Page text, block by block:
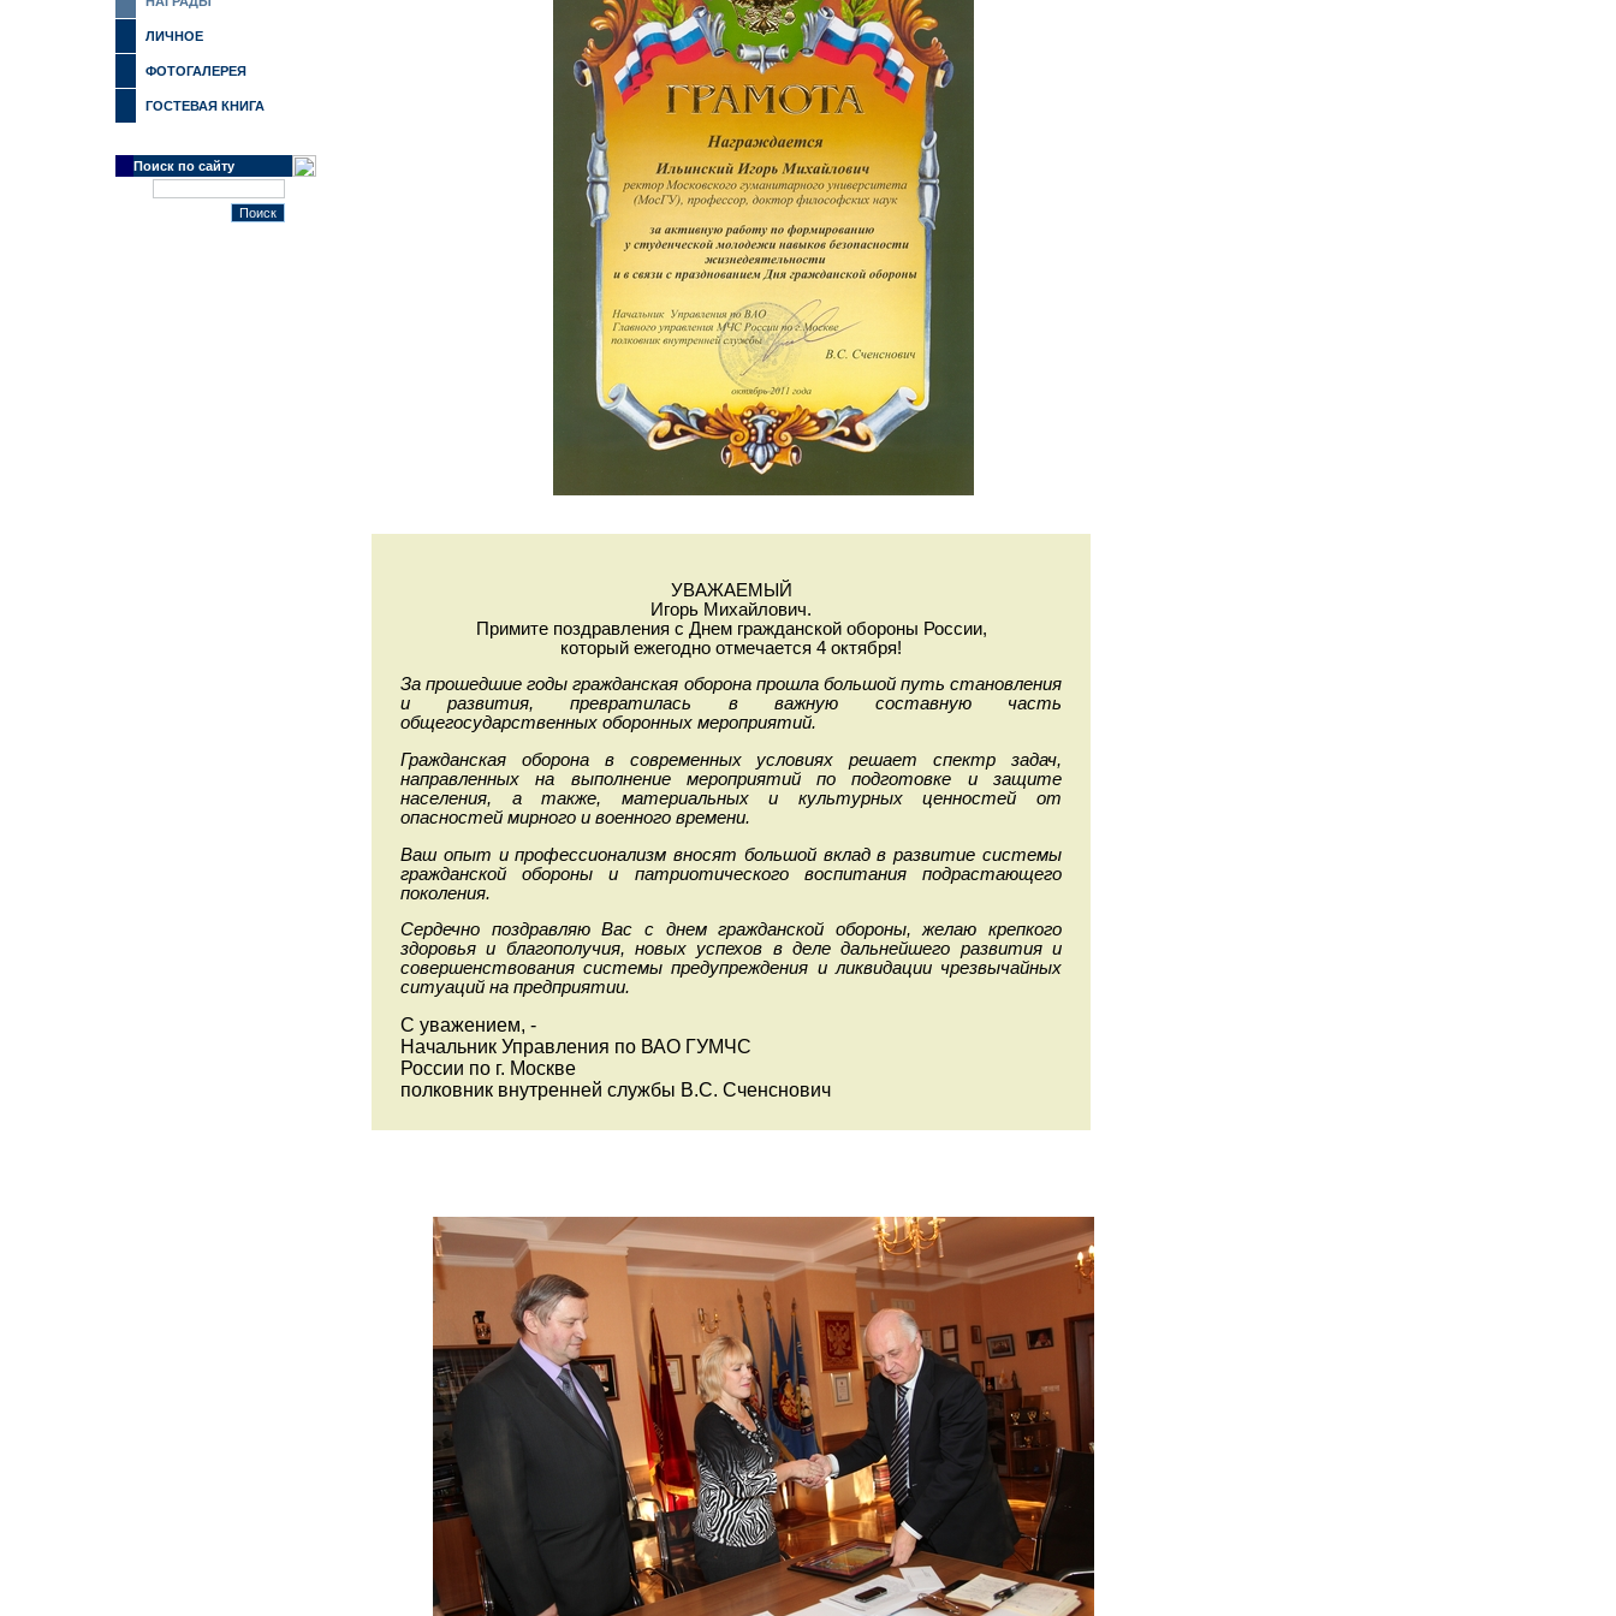
ЛИЧНОЕ
ФОТОГАЛЕРЕЯ
ГОСТЕВАЯ КНИГА
Поиск по сайту
УВАЖАЕМЫЙ
Игорь Михайлович.
Примите поздравления с Днем гражданской обороны России,
который ежегодно отмечается 4 октября!
За прошедшие годы гражданская оборона прошла большой путь становления
и развития, превратилась в важную составную часть
общегосударственных оборонных мероприятий.
Гражданская оборона в современных условиях решает спектр задач,
направленных на выполнение мероприятий по подготовке и защите
населения, а также, материальных и культурных ценностей от
опасностей мирного и военного времени.
Ваш опыт и профессионализм вносят большой вклад в развитие системы
гражданской обороны и патриотического воспитания подрастающего
поколения.
Сердечно поздравляю Вас с днем гражданской обороны, желаю крепкого
здоровья и благополучия, новых успехов в деле дальнейшего развития и
совершенствования системы предупреждения и ликвидации чрезвычайных
ситуаций на предприятии.
С уважением, -
Начальник Управления по ВАО ГУМЧС
России по г. Москве
полковник внутренней службы В.С. Сченснович